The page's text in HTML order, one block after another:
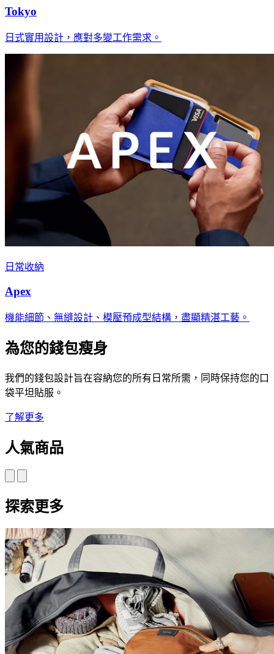
Tokyo
日式實用設計，應對多變工作需求。
日常收納
Apex
機能細節、無縫設計、模壓預成型結構，盡顯精湛工藝。
為您的錢包瘦身
我們的錢包設計旨在容納您的所有日常所需，同時保持您的口
袋平坦貼服。
了解更多
人氣商品
探索更多